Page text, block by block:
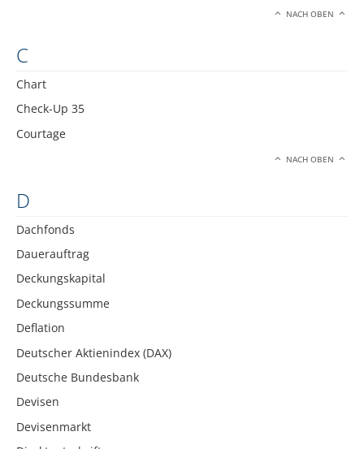
NACH OBEN
C
Chart
Check-Up 35
Courtage
NACH OBEN
D
Dachfonds
Dauerauftrag
Deckungskapital
Deckungssumme
Deflation
Deutscher Aktienindex (DAX)
Deutsche Bundesbank
Devisen
Devisenmarkt